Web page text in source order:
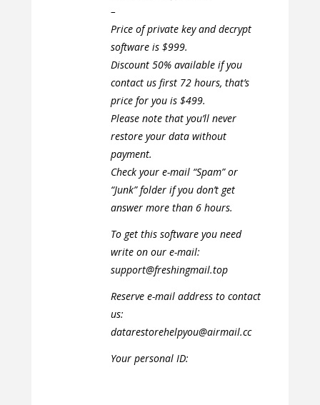
–
Price of private key and decrypt
software is $999.
Discount 50% available if you
contact us first 72 hours, that’s
price for you is $499.
Please note that you’ll never
restore your data without
payment.
Check your e-mail “Spam” or
“Junk” folder if you don’t get
answer more than 6 hours.
To get this software you need
write on our e-mail:
support@freshingmail.top
Reserve e-mail address to contact
us:
datarestorehelpyou@airmail.cc
Your personal ID: